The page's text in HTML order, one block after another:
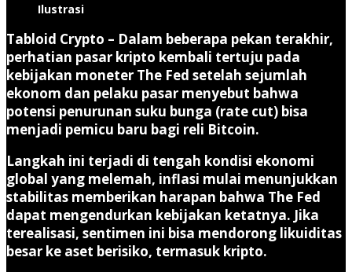
Ilustrasi
Tabloid Crypto – Dalam beberapa pekan terakhir,
perhatian pasar kripto kembali tertuju pada
kebijakan moneter The Fed setelah sejumlah
ekonom dan pelaku pasar menyebut bahwa
potensi penurunan suku bunga (rate cut) bisa
menjadi pemicu baru bagi reli Bitcoin.
Langkah ini terjadi di tengah kondisi ekonomi
global yang melemah, inflasi mulai menunjukkan
stabilitas memberikan harapan bahwa The Fed
dapat mengendurkan kebijakan ketatnya. Jika
terealisasi, sentimen ini bisa mendorong likuiditas
besar ke aset berisiko, termasuk kripto.